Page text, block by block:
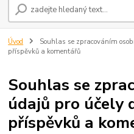
Úvod
Souhlas se zpracováním
příspěvků a komentářů
Souhlas se
údajů pro účely
příspěvků a